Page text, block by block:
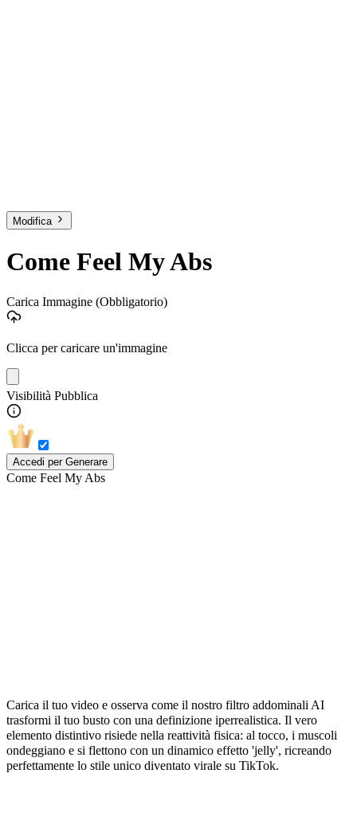
Modifica
Come Feel My Abs
Carica Immagine (Obbligatorio)
Clicca per caricare un'immagine
Visibilità Pubblica
Accedi per Generare
Come Feel My Abs
Carica il tuo video e osserva come il nostro filtro addominali AI
trasformi il tuo busto con una definizione iperrealistica. Il vero
elemento distintivo risiede nella reattività fisica: al tocco, i muscoli
ondeggiano e si flettono con un dinamico effetto 'jelly', ricreando
perfettamente lo stile unico diventato virale su TikTok.